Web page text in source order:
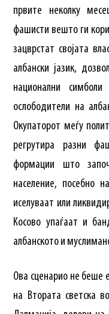
првите неколку
фашисти вешто ги
зацврстат својата
албански јазик,
национални
ослободители на
Окупаторот меѓу
регрутира разни
формации што
население, посебно
иселуваат или
Косово упаѓаат и
албанското и
Ова сценарио не беше
на Втората светска